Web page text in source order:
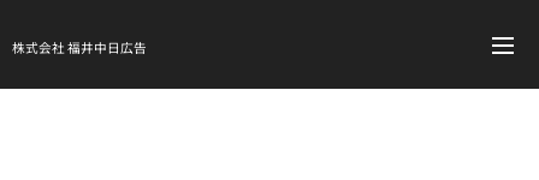
株式会社 福井中日広告